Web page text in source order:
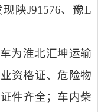
陕J91576、豫L
为淮北汇坤运输
资格证、危险物
件齐全；车内柴